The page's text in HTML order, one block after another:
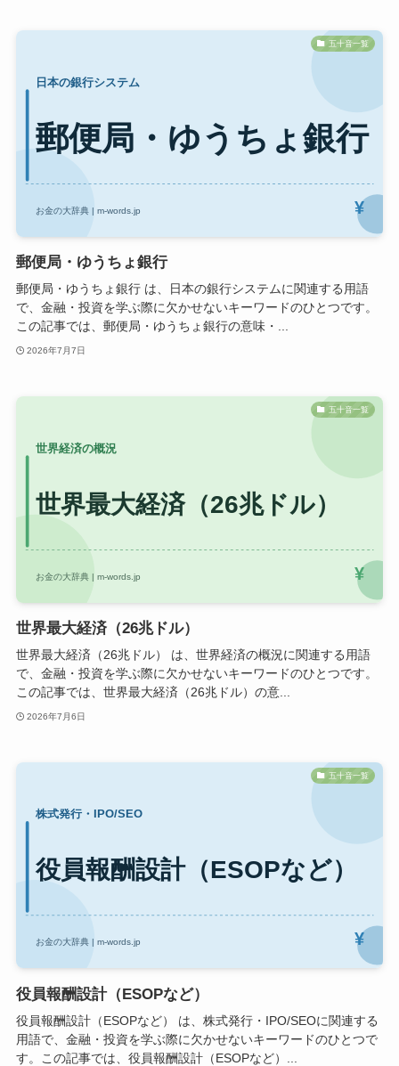
五十音一覧
郵便局・ゆうちょ銀行
郵便局・ゆうちょ銀行 は、日本の銀行システムに関連する用語
で、金融・投資を学ぶ際に欠かせないキーワードのひとつです。
この記事では、郵便局・ゆうちょ銀行の意味・...
2026年7月7日
五十音一覧
世界最大経済（26兆ドル）
世界最大経済（26兆ドル） は、世界経済の概況に関連する用語
で、金融・投資を学ぶ際に欠かせないキーワードのひとつです。
この記事では、世界最大経済（26兆ドル）の意...
2026年7月6日
五十音一覧
役員報酬設計（ESOPなど）
役員報酬設計（ESOPなど） は、株式発行・IPO/SEOに関連する
用語で、金融・投資を学ぶ際に欠かせないキーワードのひとつで
す。この記事では、役員報酬設計（ESOPなど）...